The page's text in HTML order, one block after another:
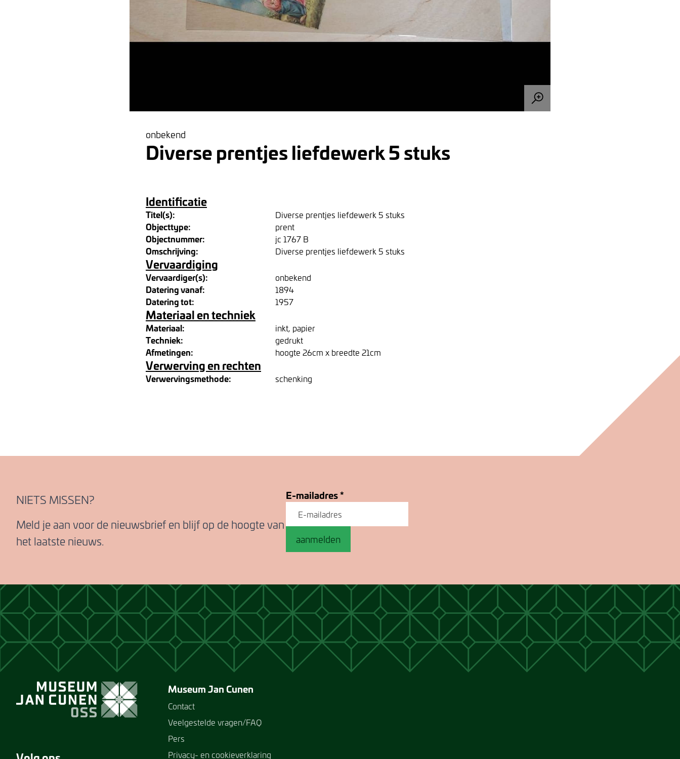
onbekend
Diverse prentjes liefdewerk 5 stuks
Identificatie
Titel(s): Diverse prentjes liefdewerk 5 stuks
Objecttype: prent
Objectnummer: jc 1767 B
Omschrijving: Diverse prentjes liefdewerk 5 stuks
Vervaardiging
Vervaardiger(s): onbekend
Datering vanaf: 1894
Datering tot: 1957
Materiaal en techniek
Materiaal: inkt, papier
Techniek: gedrukt
Afmetingen: hoogte 26cm x breedte 21cm
Verwerving en rechten
Verwervingsmethode: schenking
NIETS MISSEN?
Meld je aan voor de nieuwsbrief en blijf op de hoogte van
het laatste nieuws.
E-mailadres*
aanmelden
Museum Jan Cunen
Contact
Veelgestelde vragen/FAQ
Pers
Privacy- en cookieverklaring